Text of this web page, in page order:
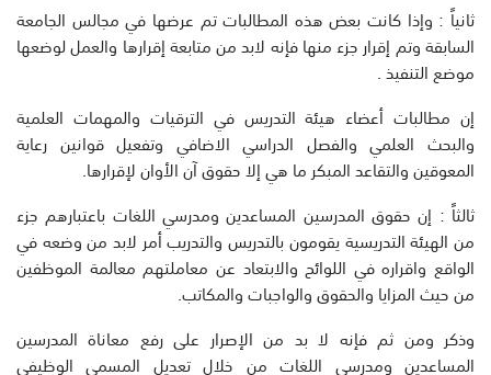
ثانياً : وإذا كانت بعض هذه المطالبات تم عرضها في مجالس الجامعة
السابقة وتم إقرار جزء منها فإنه لابد من متابعة إقرارها والعمل لوضعها
موضع التنفيذ .
إن مطالبات أعضاء هيئة التدريس في الترقيات والمهمات العلمية
والبحث العلمي والفصل الدراسي الاضافي وتفعيل قوانين رعاية
المعوقين والتقاعد المبكر ما هي إلا حقوق آن الأوان لإقرارها.
ثالثاً : إن حقوق المدرسين المساعدين ومدرسي اللغات باعتبارهم جزء
من الهيئة التدريسية يقومون بالتدريس والتدريب أمر لابد من وضعه في
الواقع واقراره في اللوائح والابتعاد عن معاملتهم معالمة الموظفين
من حيث المزايا والحقوق والواجبات والمكاتب.
وذكر ومن ثم فإنه لا بد من الإصرار على رفع معاناة المدرسين
المساعدين ومدرسي اللغات من خلال تعديل المسمى الوظيفي